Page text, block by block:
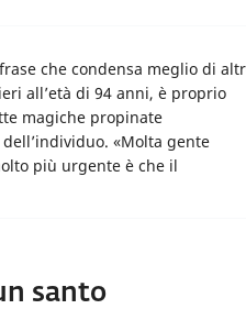
che condensa meglio di
all’età di 94 anni, è proprio
magiche propinate
«Molta gente
più urgente è che il
santo